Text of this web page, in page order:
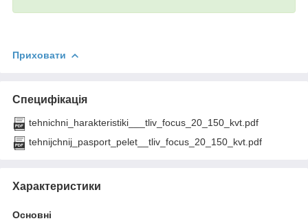
Приховати
Специфікація
tehnichni_harakteristiki___tliv_focus_20_150_kvt.pdf
tehnijchnij_pasport_pelet__tliv_focus_20_150_kvt.pdf
Характеристики
Основні